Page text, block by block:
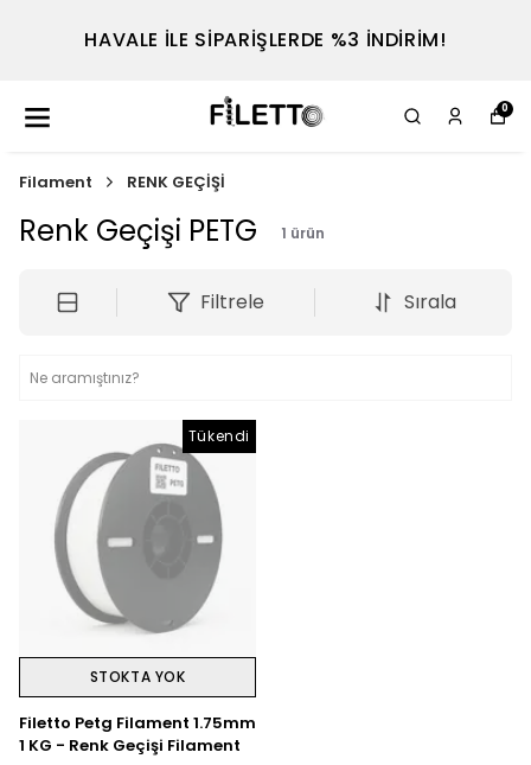
HAVALE İLE SİPARİŞLERDE %3 İNDİRİM!
0
Filament RENK GEÇİŞİ
Renk Geçişi PETG 1 ürün
Filtrele Sırala
Tükendi
STOKTA YOK
Filetto Petg Filament 1.75mm
1 KG - Renk Geçişi Filament